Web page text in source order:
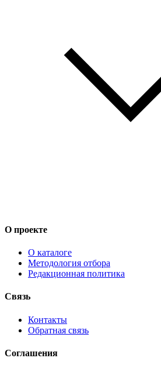
О проекте
О каталоге
Методология отбора
Редакционная политика
Связь
Контакты
Обратная связь
Соглашения